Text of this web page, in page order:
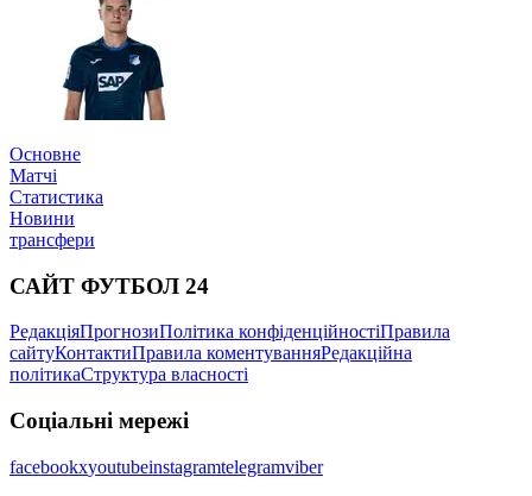
Основне
Матчі
Статистика
Новини
трансфери
САЙТ ФУТБОЛ 24
РедакціяПрогнозиПолітика конфіденційностіПравила
сайтуКонтактиПравила коментуванняРедакційна
політикаСтруктура власності
Соціальні мережі
facebookxyoutubeinstagramtelegramviber